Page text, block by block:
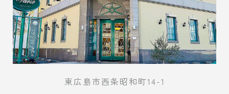
東広島市西条昭和町14-1